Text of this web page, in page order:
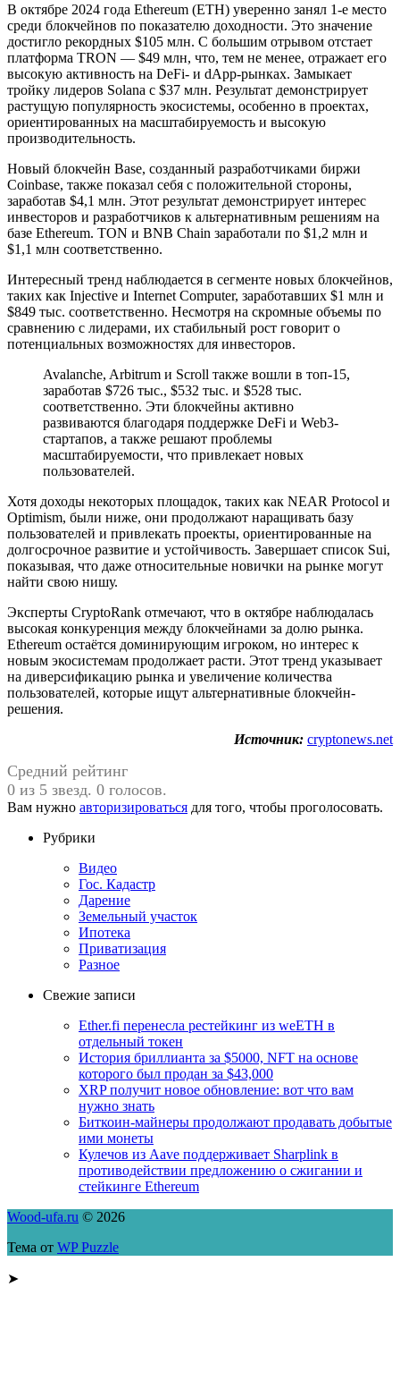
В октябре 2024 года Ethereum (ETH) уверенно занял 1-е место
среди блокчейнов по показателю доходности. Это значение
достигло рекордных $105 млн. С большим отрывом отстает
платформа TRON — $49 млн, что, тем не менее, отражает его
высокую активность на DeFi- и dApp-рынках. Замыкает
тройку лидеров Solana с $37 млн. Результат демонстрирует
растущую популярность экосистемы, особенно в проектах,
ориентированных на масштабируемость и высокую
производительность.
Новый блокчейн Base, созданный разработчиками биржи
Coinbase, также показал себя с положительной стороны,
заработав $4,1 млн. Этот результат демонстрирует интерес
инвесторов и разработчиков к альтернативным решениям на
базе Ethereum. TON и BNB Chain заработали по $1,2 млн и
$1,1 млн соответственно.
Интересный тренд наблюдается в сегменте новых блокчейнов,
таких как Injective и Internet Computer, заработавших $1 млн и
$849 тыс. соответственно. Несмотря на скромные объемы по
сравнению с лидерами, их стабильный рост говорит о
потенциальных возможностях для инвесторов.
Avalanche, Arbitrum и Scroll также вошли в топ-15,
заработав $726 тыс., $532 тыс. и $528 тыс.
соответственно. Эти блокчейны активно
развиваются благодаря поддержке DeFi и Web3-
стартапов, а также решают проблемы
масштабируемости, что привлекает новых
пользователей.
Хотя доходы некоторых площадок, таких как NEAR Protocol и
Optimism, были ниже, они продолжают наращивать базу
пользователей и привлекать проекты, ориентированные на
долгосрочное развитие и устойчивость. Завершает список Sui,
показывая, что даже относительные новички на рынке могут
найти свою нишу.
Эксперты CryptoRank отмечают, что в октябре наблюдалась
высокая конкуренция между блокчейнами за долю рынка.
Ethereum остаётся доминирующим игроком, но интерес к
новым экосистемам продолжает расти. Этот тренд указывает
на диверсификацию рынка и увеличение количества
пользователей, которые ищут альтернативные блокчейн-
решения.
Источник: cryptonews.net
Средний рейтинг
0 из 5 звезд. 0 голосов.
Вам нужно авторизироваться для того, чтобы проголосовать.
Рубрики
Видео
Гос. Кадастр
Дарение
Земельный участок
Ипотека
Приватизация
Разное
Свежие записи
Ether.fi перенесла рестейкинг из weETH в
отдельный токен
История бриллианта за $5000, NFT на основе
которого был продан за $43,000
XRP получит новое обновление: вот что вам
нужно знать
Биткоин-майнеры продолжают продавать добытые
ими монеты
Кулечов из Aave поддерживает Sharplink в
противодействии предложению о сжигании и
стейкинге Ethereum
Wood-ufa.ru © 2026
Тема от WP Puzzle
➤